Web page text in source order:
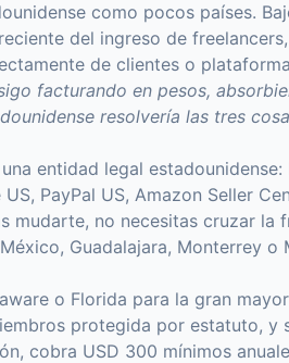
como pocos países.
del ingreso de
de clientes o
facturando en pesos,
resolvería las tres
entidad legal
PayPal US, Amazon Seller
mudarte, no necesitas cruzar
Guadalajara, Monterrey o
o Florida para la gran
protegida por estatuto,
cobra USD 300 mínimos